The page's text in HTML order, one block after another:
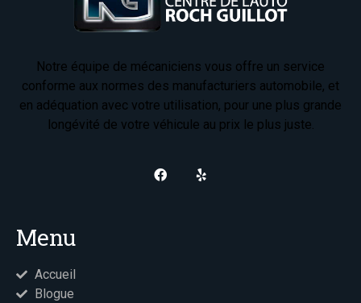
Notre équipe de mécaniciens vous offre un service
conforme aux normes des manufacturiers automobile, et
en adéquation avec votre utilisation, pour une plus grande
longévité de votre véhicule au prix le plus juste.
Menu
Accueil
Blogue